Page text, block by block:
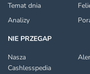
Temat dnia
Analizy
NIE PRZEGAP
Nasza
Cashlesspedia